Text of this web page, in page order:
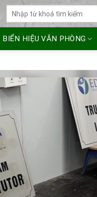
BIỂN HIỆU VĂN PHÒNG